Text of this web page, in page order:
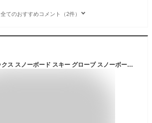
全てのおすすめコメント（2件）
GORE-TEX ゴアテックス スノーボード スキー グローブ スノーボードグローブ スキーグローブ レディース メンズ スノボ スノボー スキー スノボグローブ スノボーグローブ スノーグローブ 手袋 てぶくろ 5本指 激安 namelessage AGE-51